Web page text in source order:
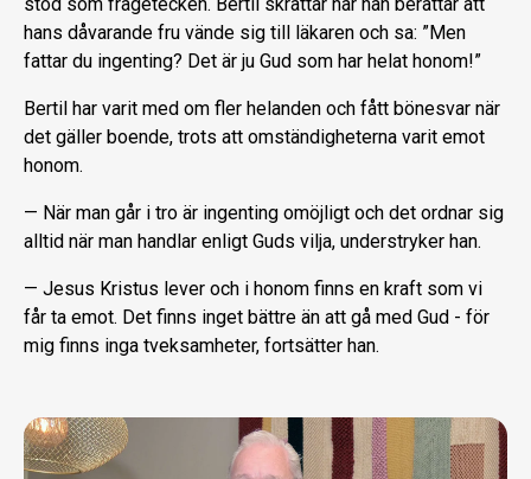
stod som frågetecken. Bertil skrattar när han berättar att
hans dåvarande fru vände sig till läkaren och sa: ”Men
fattar du ingenting? Det är ju Gud som har helat honom!”
Bertil har varit med om fler helanden och fått bönesvar när
det gäller boende, trots att omständigheterna varit emot
honom.
— När man går i tro är ingenting omöjligt och det ordnar sig
alltid när man handlar enligt Guds vilja, understryker han.
— Jesus Kristus lever och i honom finns en kraft som vi
får ta emot. Det finns inget bättre än att gå med Gud - för
mig finns inga tveksamheter, fortsätter han.